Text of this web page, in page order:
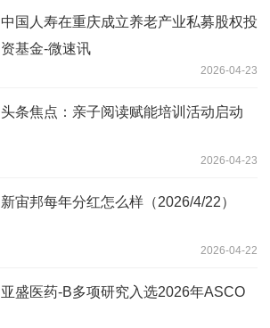
中国人寿在重庆成立养老产业私募股权投
资基金-微速讯
2026-04-23
头条焦点：亲子阅读赋能培训活动启动
2026-04-23
新宙邦每年分红怎么样（2026/4/22）
2026-04-22
亚盛医药-B多项研究入选2026年ASCO